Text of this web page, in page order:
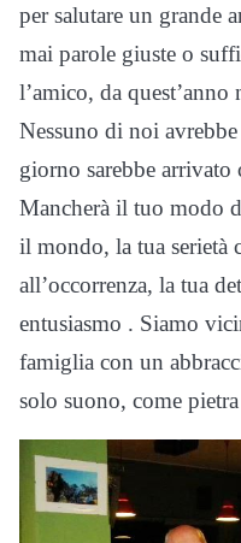
per salutare un grande
mai parole giuste o
l’amico, da
Nessuno di noi
giorno sarebbe
Mancherà il tuo modo
il mondo, la tua serietà
all’occorrenza, la tua
entusiasmo . Siamo
famiglia con un
solo suono, come